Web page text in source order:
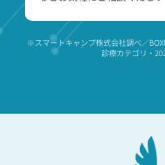
※スマートキャンプ株式会社調べ／
診療カテゴリ・